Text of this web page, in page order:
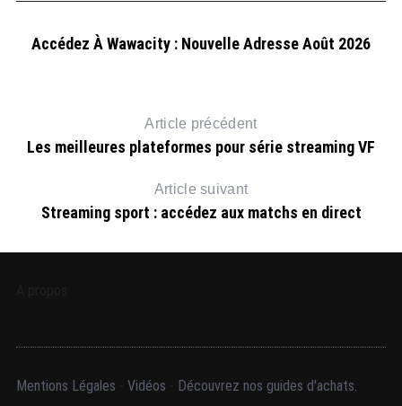
Accédez À Wawacity : Nouvelle Adresse Août 2026
Article précédent
Les meilleures plateformes pour série streaming VF
Article suivant
Streaming sport : accédez aux matchs en direct
Mentions Légales Vidéos Découvrez nos guides d'achats.